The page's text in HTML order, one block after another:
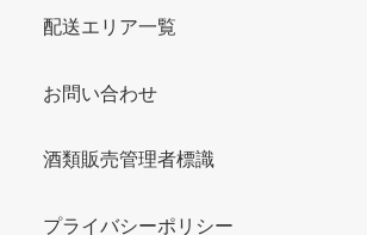
配送エリア一覧
お問い合わせ
酒類販売管理者標識
プライバシーポリシー